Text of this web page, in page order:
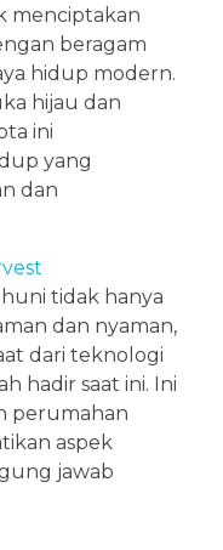
menciptakan
beragam
hidup modern.
hijau dan
ini
yang
dan
tidak hanya
dan nyaman,
dari teknologi
hadir saat ini. Ini
perumahan
aspek
jawab